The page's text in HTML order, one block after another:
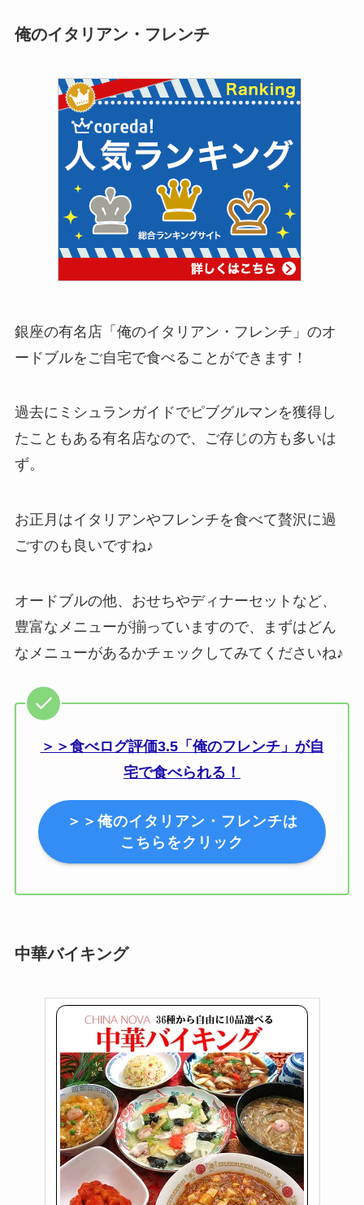
俺のイタリアン・フレンチ
銀座の有名店「俺のイタリアン・フレンチ」のオ
ードブルをご自宅で食べることができます！
過去にミシュランガイドでピブグルマンを獲得し
たこともある有名店なので、ご存じの方も多いは
ず。
お正月はイタリアンやフレンチを食べて贅沢に過
ごすのも良いですね♪
オードブルの他、おせちやディナーセットなど、
豊富なメニューが揃っていますので、まずはどん
なメニューがあるかチェックしてみてくださいね♪
＞＞食べログ評価3.5「俺のフレンチ」が自
宅で食べられる！
＞＞俺のイタリアン・フレンチは
こちらをクリック
中華バイキング